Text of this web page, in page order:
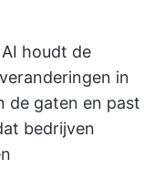
AI houdt de
in
de gaten en past
bedrijven